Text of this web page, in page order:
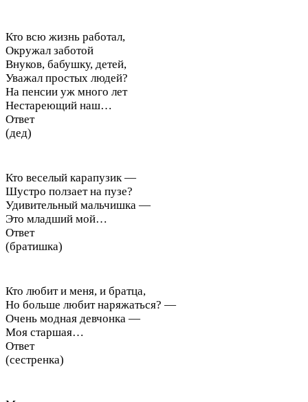
Кто всю жизнь работал,
Окружал заботой
Внуков, бабушку, детей,
Уважал простых людей?
На пенсии уж много лет
Нестареющий наш…
Ответ
(дед)
Кто веселый карапузик —
Шустро ползает на пузе?
Удивительный мальчишка —
Это младший мой…
Ответ
(братишка)
Кто любит и меня, и братца,
Но больше любит наряжаться? —
Очень модная девчонка —
Моя старшая…
Ответ
(сестренка)